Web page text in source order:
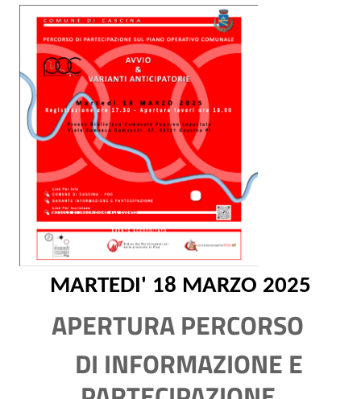
MARTEDI' 18 MARZO 2025
APERTURA PERCORSO
DI INFORMAZIONE E